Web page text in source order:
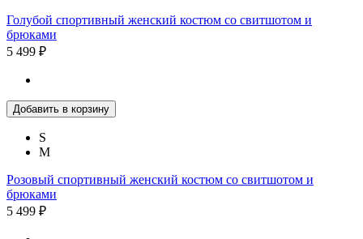
Голубой спортивный женский костюм со свитшотом и
брюками
5 499 ₽
Добавить в корзину
S
M
Розовый спортивный женский костюм со свитшотом и
брюками
5 499 ₽